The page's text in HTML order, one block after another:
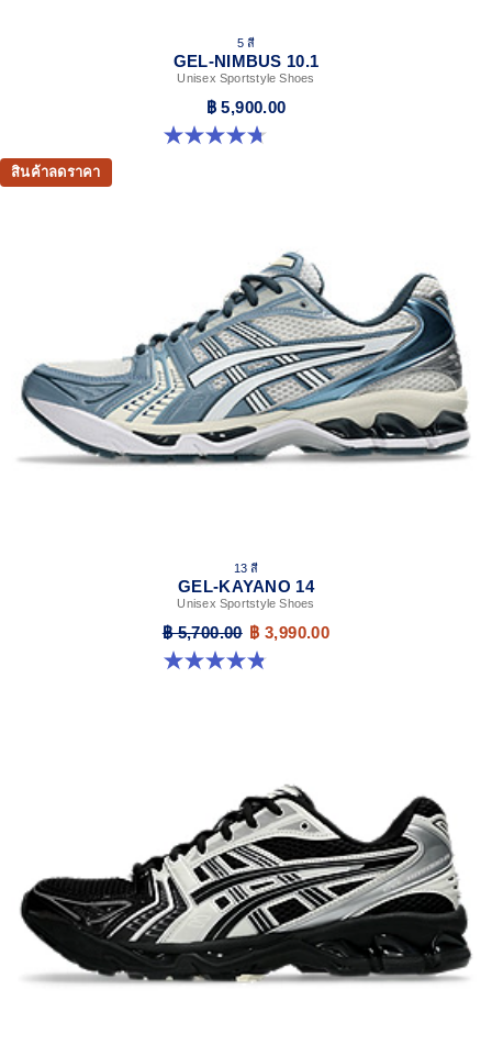
5 สี
GEL-NIMBUS 10.1
Unisex Sportstyle Shoes
฿ 5,900.00
4.7 จาก 5 ดาว 305 รีวิว
สินค้าลดราคา
13 สี
GEL-KAYANO 14
Unisex Sportstyle Shoes
฿ 5,700.00 ฿ 3,990.00
4.8 จาก 5 ดาว 1719 รีวิว